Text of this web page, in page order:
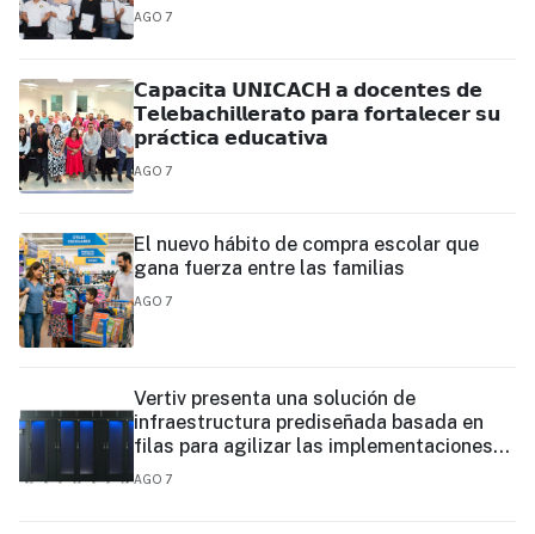
AGO 7
𝗖𝗮𝗽𝗮𝗰𝗶𝘁𝗮 𝗨𝗡𝗜𝗖𝗔𝗖𝗛 𝗮 𝗱𝗼𝗰𝗲𝗻𝘁𝗲𝘀 𝗱𝗲
𝗧𝗲𝗹𝗲𝗯𝗮𝗰𝗵𝗶𝗹𝗹𝗲𝗿𝗮𝘁𝗼 𝗽𝗮𝗿𝗮 𝗳𝗼𝗿𝘁𝗮𝗹𝗲𝗰𝗲𝗿 𝘀𝘂
𝗽𝗿𝗮́𝗰𝘁𝗶𝗰𝗮 𝗲𝗱𝘂𝗰𝗮𝘁𝗶𝘃𝗮
AGO 7
El nuevo hábito de compra escolar que
gana fuerza entre las familias
AGO 7
Vertiv presenta una solución de
infraestructura prediseñada basada en
filas para agilizar las implementaciones
de centros de datos en el borde y de IA en
AGO 7